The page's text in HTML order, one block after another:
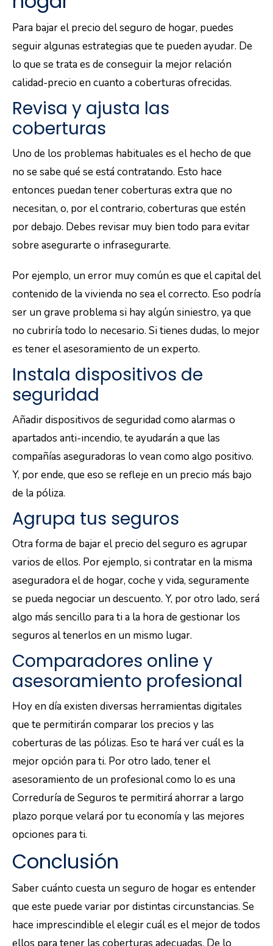
Para bajar el precio del seguro de hogar, puedes
seguir algunas estrategias que te pueden ayudar. De
lo que se trata es de conseguir la mejor relación
calidad-precio en cuanto a coberturas ofrecidas.
Revisa y ajusta las
coberturas
Uno de los problemas habituales es el hecho de que
no se sabe qué se está contratando. Esto hace
entonces puedan tener coberturas extra que no
necesitan, o, por el contrario, coberturas que estén
por debajo. Debes revisar muy bien todo para evitar
sobre asegurarte o infrasegurarte.
Por ejemplo, un error muy común es que el capital del
contenido de la vivienda no sea el correcto. Eso podría
ser un grave problema si hay algún siniestro, ya que
no cubriría todo lo necesario. Si tienes dudas, lo mejor
es tener el asesoramiento de un experto.
Instala dispositivos de
seguridad
Añadir dispositivos de seguridad como alarmas o
apartados anti-incendio, te ayudarán a que las
compañías aseguradoras lo vean como algo positivo.
Y, por ende, que eso se refleje en un precio más bajo
de la póliza.
Agrupa tus seguros
Otra forma de bajar el precio del seguro es agrupar
varios de ellos. Por ejemplo, si contratar en la misma
aseguradora el de hogar, coche y vida, seguramente
se pueda negociar un descuento. Y, por otro lado, será
algo más sencillo para ti a la hora de gestionar los
seguros al tenerlos en un mismo lugar.
Comparadores online y
asesoramiento profesional
Hoy en día existen diversas herramientas digitales
que te permitirán comparar los precios y las
coberturas de las pólizas. Eso te hará ver cuál es la
mejor opción para ti. Por otro lado, tener el
asesoramiento de un profesional como lo es una
Correduría de Seguros te permitirá ahorrar a largo
plazo porque velará por tu economía y las mejores
opciones para ti.
Conclusión
Saber cuánto cuesta un seguro de hogar es entender
que este puede variar por distintas circunstancias. Se
hace imprescindible el elegir cuál es el mejor de todos